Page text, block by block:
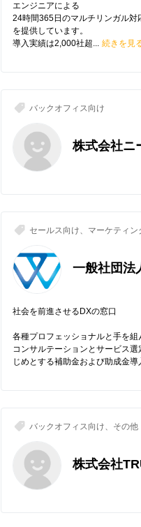
エンジニアによる
24時間365日のマルチリンガル対
を提供しています。
導入実績は2,000社超... 続きを見
バックオフィス向け
株式会社ニ
セールス向け、マーケティン
一般社団法
社会を前進させるDXの窓口
各種プロフェッショナルと手を
コンサルテーションとサービス
じめとする補助金および助成金導
バックオフィス向け、その他
株式会社